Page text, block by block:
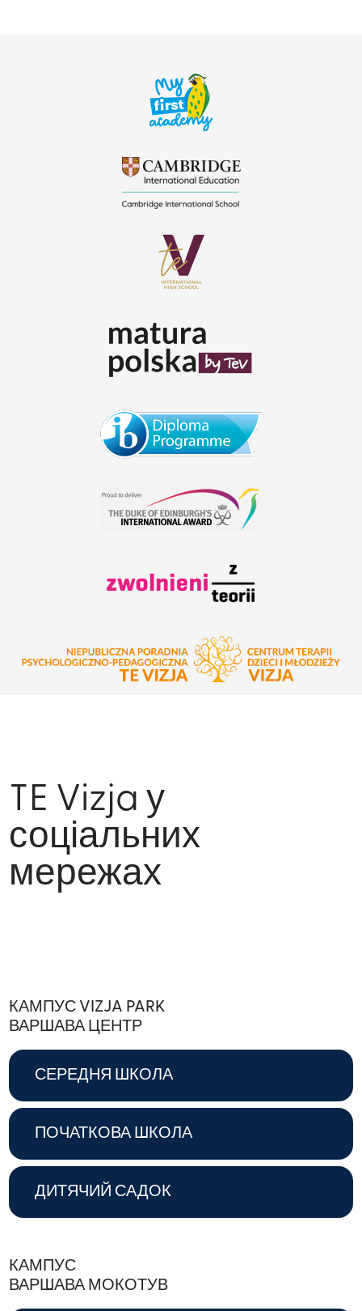
TE Vizja у
соціальних
мережах
КАМПУС VIZJA PARK
ВАРШАВА ЦЕНТР
СЕРЕДНЯ ШКОЛА
ПОЧАТКОВА ШКОЛА
ДИТЯЧИЙ САДОК
КАМПУС
ВАРШАВА МОКОТУВ